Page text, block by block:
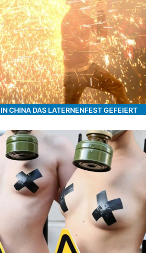
CHINA DAS LATERNENFEST GEFEIERT